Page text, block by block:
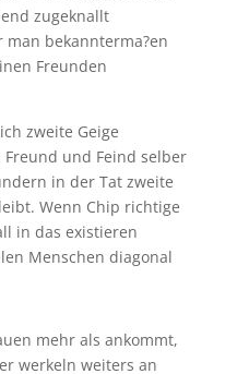
zugeknallt
man bekannterma?en
Freunden
zweite Geige
und Feind selber
in der Tat zweite
Wenn Chip richtige
in das existieren
Menschen diagonal
mehr als ankommt,
werkeln weiters an